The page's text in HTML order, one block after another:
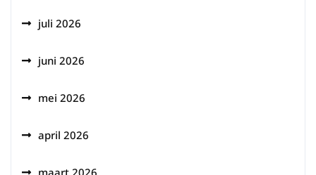
juli 2026
juni 2026
mei 2026
april 2026
maart 2026